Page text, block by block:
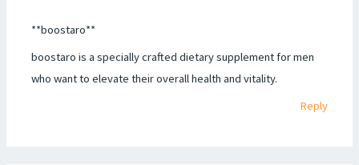
**boostaro**
boostaro is a specially crafted dietary supplement for men
who want to elevate their overall health and vitality.
Reply